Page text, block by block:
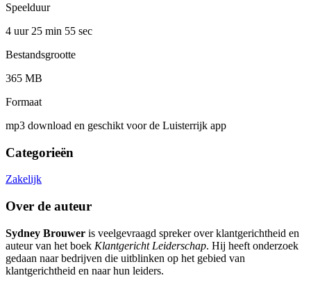
Speelduur
4 uur 25 min 55 sec
Bestandsgrootte
365 MB
Formaat
mp3 download en geschikt voor de Luisterrijk app
Categorieën
Zakelijk
Over de auteur
Sydney Brouwer is veelgevraagd spreker over klantgerichtheid en
auteur van het boek Klantgericht Leiderschap. Hij heeft onderzoek
gedaan naar bedrijven die uitblinken op het gebied van
klantgerichtheid en naar hun leiders.